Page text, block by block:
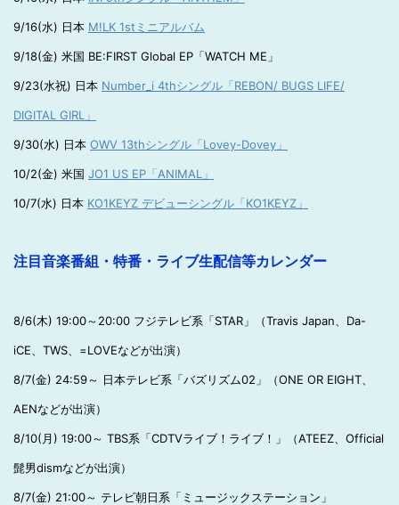
9/16(水) 日本 M!LK 1stミニアルバム
9/18(金) 米国 BE:FIRST Global EP「WATCH ME」
9/23(水祝) 日本 Number_i 4thシングル「REBON/ BUGS LIFE/
DIGITAL GIRL」
9/30(水) 日本 OWV 13thシングル「Lovey-Dovey」
10/2(金) 米国 JO1 US EP「ANIMAL」
10/7(水) 日本 KO1KEYZ デビューシングル「KO1KEYZ」
注目音楽番組・特番・ライブ生配信等カレンダー
8/6(木) 19:00～20:00 フジテレビ系「STAR」（Travis Japan、Da-
iCE、TWS、=LOVEなどが出演）
8/7(金) 24:59～ 日本テレビ系「バズリズム02」（ONE OR EIGHT、
AENなどが出演）
8/10(月) 19:00～ TBS系「CDTVライブ！ライブ！」（ATEEZ、Official
髭男dismなどが出演）
8/7(金) 21:00～ テレビ朝日系「ミュージックステーション」